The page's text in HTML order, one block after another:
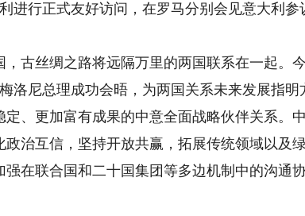
进行正式友好访问，在罗马分别会见意大利
丝绸之路将远隔万里的两国联系在一起。
洛尼总理成功会晤，为两国关系未来发展指
、更加富有成果的中意全面战略伙伴关系。
治互信，坚持开放共赢，拓展传统领域以及
在联合国和二十国集团等多边机制中的沟通